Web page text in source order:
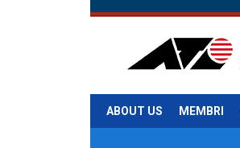
ABOUT US MEMBRI